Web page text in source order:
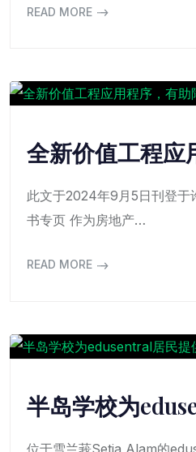
READ MORE
全新价值工程
此文于2024年9月5日刊登于
书专页 作为房地产…
READ MORE
半岛学校为
位于雪兰莪Setia Alam的